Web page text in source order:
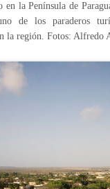
en la Península de
de los paraderos
la región. Fotos: Alfredo